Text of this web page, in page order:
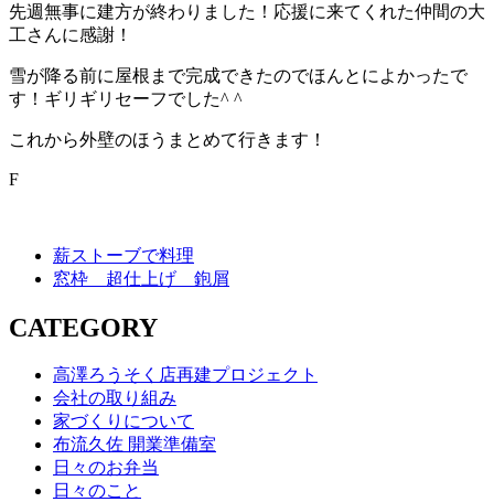
先週無事に建方が終わりました！応援に来てくれた仲間の大
工さんに感謝！
雪が降る前に屋根まで完成できたのでほんとによかったで
す！ギリギリセーフでした^ ^
これから外壁のほうまとめて行きます！
F
薪ストーブで料理
窓枠 超仕上げ 鉋屑
CATEGORY
高澤ろうそく店再建プロジェクト
会社の取り組み
家づくりについて
布流久佐 開業準備室
日々のお弁当
日々のこと